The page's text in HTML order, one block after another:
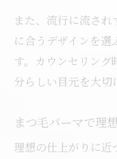
また、流行に流さ
に合うデザインを
す。カウンセリン
分らしい目元を大切
まつ毛パーマで理
理想の仕上がりに近